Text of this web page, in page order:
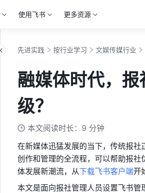
使用飞书 更多资源
先进实践 按行业学习 文娱传媒行业
融媒体时代，
级？
本文阅读时长：9 分钟
在新媒体迅猛发展的当下，传统报社
创作和管理的全流程，可以帮助报社
体发展新潮流，从下载飞书客户端开
本文是面向报社管理人员设置飞书管